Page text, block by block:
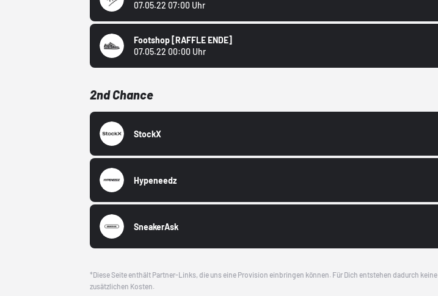
07.05.22 07:00 Uhr
Footshop [RAFFLE ENDE]
07.05.22 00:00 Uhr
2nd Chance
StockX
Hypeneedz
SneakerAsk
*Diese Seite enthält Partner-Links, die uns eine Provision einbringen können. Für Dich entstehen dadurch keine
zusätzlichen Kosten.